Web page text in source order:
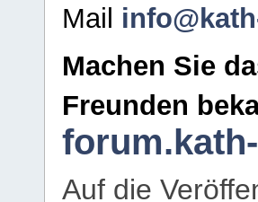
Mail
Machen Sie
Freunden
Auf die